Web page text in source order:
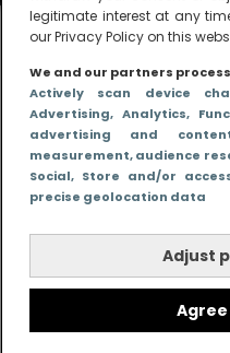
legitimate interest at any
our Privacy Policy on this
We and our partners
Actively scan device
Advertising, Analytics,
advertising and
measurement, audience
Social, Store and/or
precise geolocation data
Adjust